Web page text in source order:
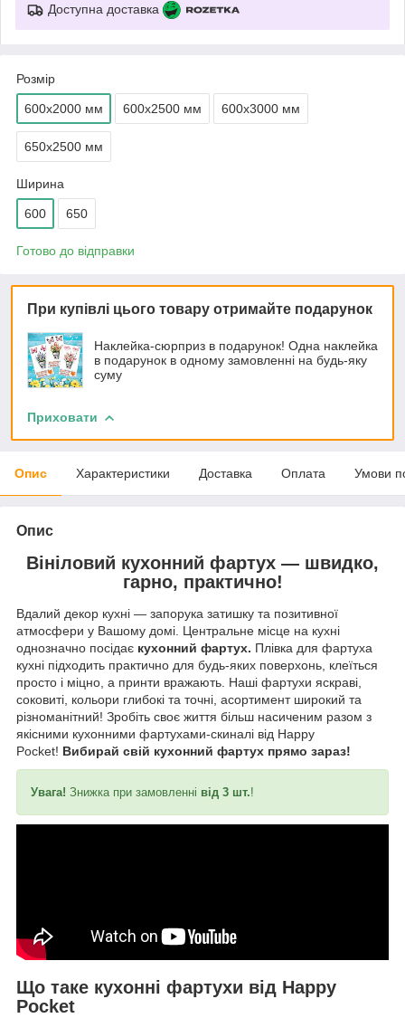
Доступна доставка
Розмір
600х2000 мм 600х2500 мм 600х3000 мм
650х2500 мм
Ширина
600 650
Готово до відправки
При купівлі цього товару отримайте подарунок
Наклейка-сюрприз в подарунок! Одна наклейка
в подарунок в одному замовленні на будь-яку
суму
Приховати
Опис Характеристики Доставка Оплата Умови
Опис
Вініловий кухонний фартух — швидко,
гарно, практично!
Вдалий декор кухні — запорука затишку та позитивної
атмосфери у Вашому домі. Центральне місце на кухні
однозначно посідає кухонний фартух. Плівка для фартуха
кухні підходить практично для будь-яких поверхонь, клеїться
просто і міцно, а принти вражають. Наші фартухи яскраві,
соковиті, кольори глибокі та точні, асортимент широкий та
різноманітний! Зробіть своє життя більш насиченим разом з
якісними кухонними фартухами-скиналі від Happy
Pocket! Вибирай свій кухонний фартух прямо зараз!
Увага! Знижка при замовленні від 3 шт.!
Що таке кухонні фартухи від Happy
Pocket